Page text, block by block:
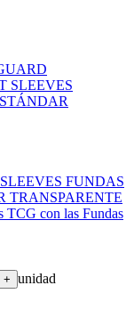
FUNDAS
TRANSPARENTE
TCG con las Fundas
+ unidad